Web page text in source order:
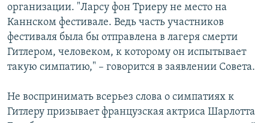
организации. "Ларсу фон Триеру не место на
Каннском фестивале. Ведь часть участников
фестиваля была бы отправлена в лагеря смерти
Гитлером, человеком, к которому он испытывает
такую симпатию," – говорится в заявлении Совета.
Не воспринимать всерьез слова о симпатиях к
Гитлеру призывает французская актриса Шарлотта